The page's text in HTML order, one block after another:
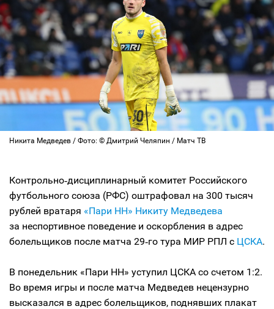
Никита Медведев / Фото: © Дмитрий Челяпин / Матч ТВ
Контрольно‑дисциплинарный комитет Российского
футбольного союза (РФС) оштрафовал на 300 тысяч
рублей вратаря «Пари НН» Никиту Медведева
за неспортивное поведение и оскорбления в адрес
болельщиков после матча 29‑го тура МИР РПЛ с ЦСКА.
В понедельник «Пари НН» уступил ЦСКА со счетом 1:2.
Во время игры и после матча Медведев нецензурно
высказался в адрес болельщиков, поднявших плакат